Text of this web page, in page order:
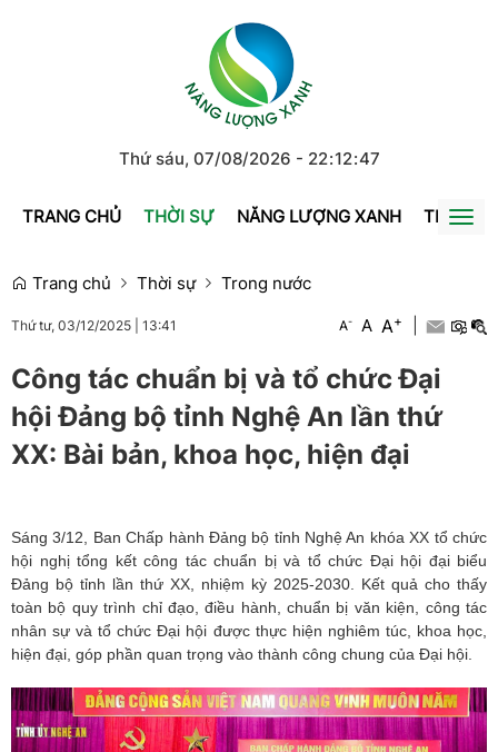
Thứ sáu, 07/08/2026 - 22:12:47
TRANG CHỦ THỜI SỰ NĂNG LƯỢNG XANH TRÁI
Trang chủ
Thời sự Trong nước
Thứ tư, 03/12/2025 13:41 A- A A+
Công tác chuẩn bị và tổ chức Đại
hội Đảng bộ tỉnh Nghệ An lần thứ
XX: Bài bản, khoa học, hiện đại
Sáng 3/12, Ban Chấp hành Đảng bộ tỉnh Nghệ An khóa XX tổ chức
hội nghị tổng kết công tác chuẩn bị và tổ chức Đại hội đại biểu
Đảng bộ tỉnh lần thứ XX, nhiệm kỳ 2025-2030. Kết quả cho thấy
toàn bộ quy trình chỉ đạo, điều hành, chuẩn bị văn kiện, công tác
nhân sự và tổ chức Đại hội được thực hiện nghiêm túc, khoa học,
hiện đại, góp phần quan trọng vào thành công chung của Đại hội.